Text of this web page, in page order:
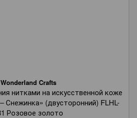
Wonderland Crafts
нитками на искусственной коже
Снежинка» (двусторонний) FLHL-
Розовое золото